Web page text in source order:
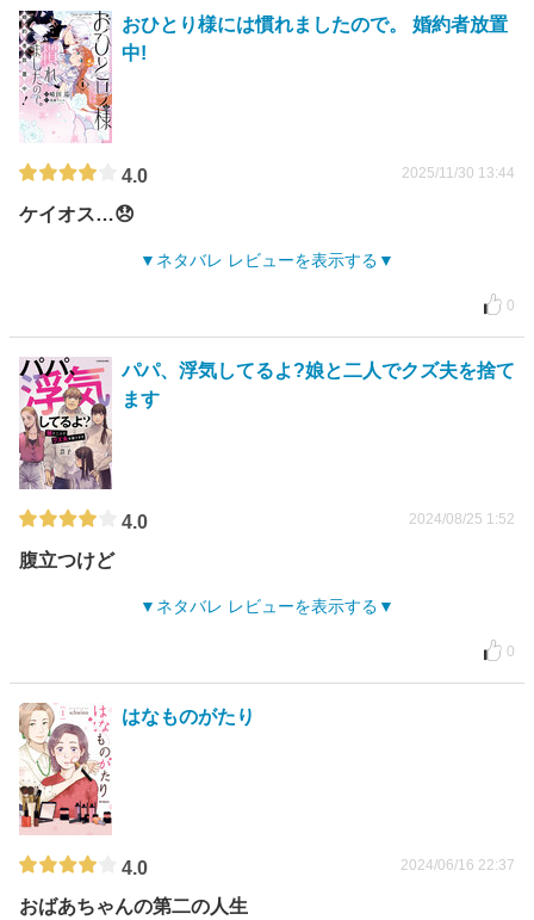
おひとり様には慣れましたので。 婚約者放置
中!
4.0 2025/11/30 13:44
ケイオス…😞
ネタバレ レビューを表示する
0
パパ、浮気してるよ?娘と二人でクズ夫を捨て
ます
4.0 2024/08/25 1:52
腹立つけど
ネタバレ レビューを表示する
0
はなものがたり
4.0 2024/06/16 22:37
おばあちゃんの第二の人生